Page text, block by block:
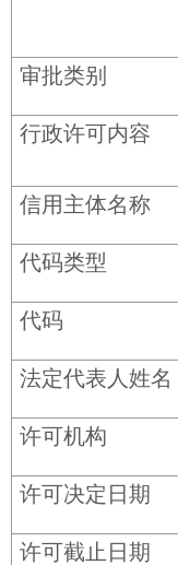
审批类别
行政许可内容
信用主体名称
代码类型
代码
法定代表人姓名
许可机构
许可决定日期
许可截止日期